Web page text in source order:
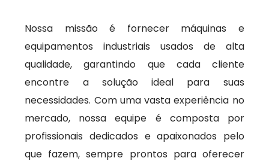
Nossa missão é fornecer máquinas e
equipamentos industriais usados de alta
qualidade, garantindo que cada cliente
encontre a solução ideal para suas
necessidades. Com uma vasta experiência no
mercado, nossa equipe é composta por
profissionais dedicados e apaixonados pelo
que fazem, sempre prontos para oferecer